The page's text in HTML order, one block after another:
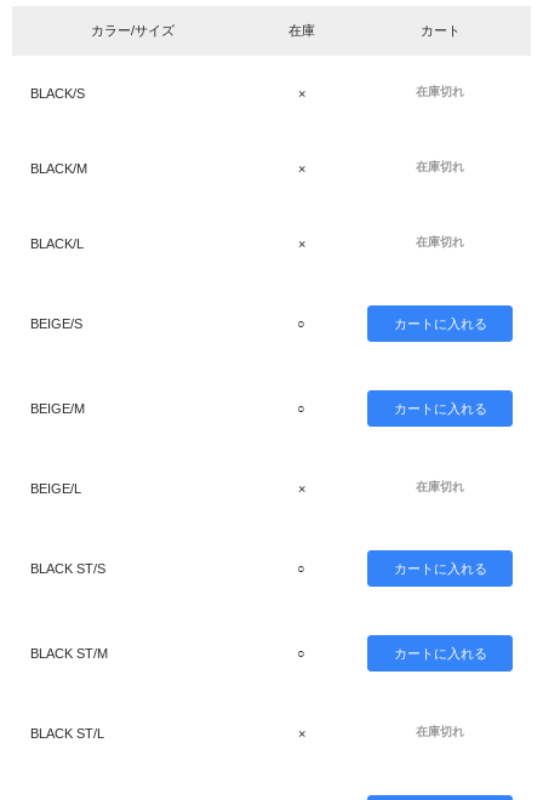
カラー/サイズ 在庫 カート
BLACK/S × 在庫切れ
BLACK/M × 在庫切れ
BLACK/L × 在庫切れ
BEIGE/S ○
BEIGE/M ○
BEIGE/L × 在庫切れ
BLACK ST/S ○
BLACK ST/M ○
BLACK ST/L × 在庫切れ